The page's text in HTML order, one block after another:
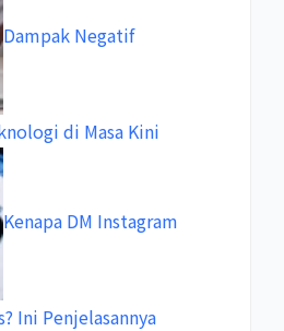
Dampak Negatif
di Masa Kini
Kenapa DM Instagram
Ini Penjelasannya